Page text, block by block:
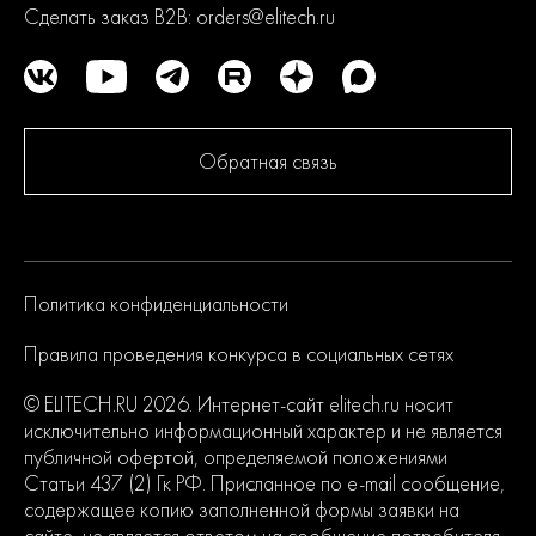
многократное тестирование. Каждая линейка продукции
удовлетворить потребности от начинающих пользователей до
продвинутых. Продуманная конструкция узлов обеспечивает
долгий срок службы изделий и легкость их обслуживания.
Современный дизайн и превосходная эргономика
превращают любой рабочий процесс в удовольствие.
2
Сделать заказ B2B: orders@elitech.ru
Обратная связь
Политика конфиденциальности
Правила проведения конкурса в социальных сетях
© ELITECH.RU 2026. Интернет-сайт elitech.ru носит
исключительно информационный характер и не является
публичной офертой, определяемой положениями
Статьи 437 (2) Гк РФ. Присланное по e-mail сообщение,
содержащее копию заполненной формы заявки на